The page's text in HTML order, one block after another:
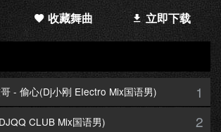
收藏舞曲 立即下载
哥 - 偷心(Dj小刚 EIectro Mix国语男) 1
CLUB Mix国语男) 2